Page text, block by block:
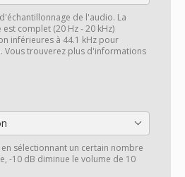
de l'audio. La
complet (20 Hz - 20 kHz)
inférieures à 44.1 kHz pour
Vous trouverez plus d'informations
sélectionnant un certain nombre
-10 dB diminue le volume de 10